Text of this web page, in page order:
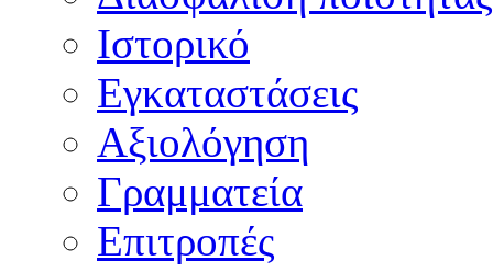
Ιστορικό
Εγκαταστάσεις
Αξιολόγηση
Γραμματεία
Επιτροπές